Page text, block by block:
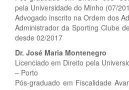
pela Universidade do Minho (07/
Advogado inscrito na Ordem dos
Administrador da Sporting Clube
desde 02/2017
Dr. José Maria Montenegro
Licenciado em Direito pela
– Porto
Pós-graduado em Fiscalidade